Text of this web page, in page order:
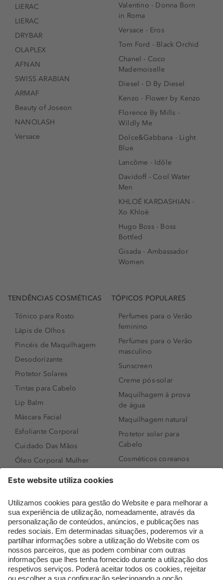
LIERAC
LIERAC
DRYBAR
OLAPLEX
AFNAN
SWISS ARABIAN
ARMAF
Beauty of Joseon
NANOLASH
Versace
Valentino - Donna Born
in Roma
Versace - Eros
Tom Ford - Black Orchid
Chanel - Coco
Mademoiselle
Diesel - D By Diesel
Kenzo - Flower by Kenzo
Florence By Mills -
Wildly Me
Dolce&Gabbana - Light
Blue
Lancôme - Idôle
Davidoff - Cool Water
Men
KHLOÉ KARDASHIAN -
Xo Khloè
Hugo Boss - Boss
Bottled
Gisada - Ambassador
Women
TENDÊNCIAS COSMÉTICAS
Tónico para Rosto
Lápis de Olhos
Pincéis de Maquilhagem
Desodorizante
Protetor Solares
Tintas para Cabelo
Lip Balm
Máscara Facial
Esfoliante Corporal
Cuidado Das Mãos
Óleo Corporal Mulher
Sérum de Rosto
Body mist & Spray
corporal
Produtos para Cabelo
Homem
Espuma de Limpeza
Facial
TÓPICOS POPULARES
Perfumes para o Verão
feminino
Perfumes para o Verão
masculino
Sunscreen
Creme pós-solar
Maquilhagem à prova
de água
Maquilhagem natural
Protetor solar para
Cabelo
Cosméticos coreanos
Perfumes árabes
Novidades
Melhores Perfumes
Femininos
TOP 10: Perfumes
Masculinos
Pestanas Postiças